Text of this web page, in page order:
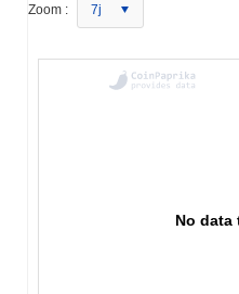
Zoom : 7j
No data